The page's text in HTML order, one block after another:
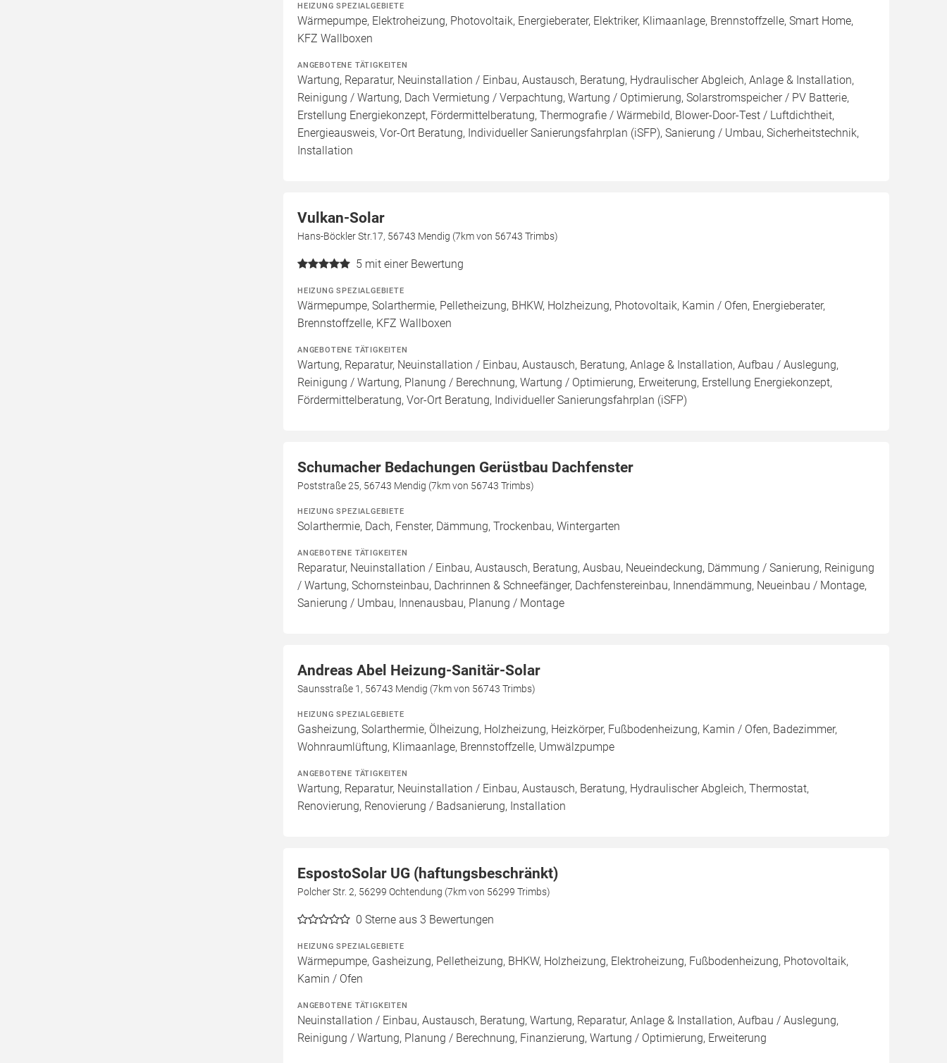
HEIZUNG SPEZIALGEBIETE
Wärmepumpe, Elektroheizung, Photovoltaik, Energieberater, Elektriker, Klimaanlage, Brennstoffzelle, Smart Home,
KFZ Wallboxen
ANGEBOTENE TÄTIGKEITEN
Wartung, Reparatur, Neuinstallation / Einbau, Austausch, Beratung, Hydraulischer Abgleich, Anlage & Installation,
Reinigung / Wartung, Dach Vermietung / Verpachtung, Wartung / Optimierung, Solarstromspeicher / PV Batterie,
Erstellung Energiekonzept, Fördermittelberatung, Thermografie / Wärmebild, Blower-Door-Test / Luftdichtheit,
Energieausweis, Vor-Ort Beratung, Individueller Sanierungsfahrplan (iSFP), Sanierung / Umbau, Sicherheitstechnik,
Installation
Vulkan-Solar
Hans-Böckler Str.17, 56743 Mendig (7km von 56743 Trimbs)
5 mit einer Bewertung
HEIZUNG SPEZIALGEBIETE
Wärmepumpe, Solarthermie, Pelletheizung, BHKW, Holzheizung, Photovoltaik, Kamin / Ofen, Energieberater,
Brennstoffzelle, KFZ Wallboxen
ANGEBOTENE TÄTIGKEITEN
Wartung, Reparatur, Neuinstallation / Einbau, Austausch, Beratung, Anlage & Installation, Aufbau / Auslegung,
Reinigung / Wartung, Planung / Berechnung, Wartung / Optimierung, Erweiterung, Erstellung Energiekonzept,
Fördermittelberatung, Vor-Ort Beratung, Individueller Sanierungsfahrplan (iSFP)
Schumacher Bedachungen Gerüstbau Dachfenster
Poststraße 25, 56743 Mendig (7km von 56743 Trimbs)
HEIZUNG SPEZIALGEBIETE
Solarthermie, Dach, Fenster, Dämmung, Trockenbau, Wintergarten
ANGEBOTENE TÄTIGKEITEN
Reparatur, Neuinstallation / Einbau, Austausch, Beratung, Ausbau, Neueindeckung, Dämmung / Sanierung, Reinigung
/ Wartung, Schornsteinbau, Dachrinnen & Schneefänger, Dachfenstereinbau, Innendämmung, Neueinbau / Montage,
Sanierung / Umbau, Innenausbau, Planung / Montage
Andreas Abel Heizung-Sanitär-Solar
Saunsstraße 1, 56743 Mendig (7km von 56743 Trimbs)
HEIZUNG SPEZIALGEBIETE
Gasheizung, Solarthermie, Ölheizung, Holzheizung, Heizkörper, Fußbodenheizung, Kamin / Ofen, Badezimmer,
Wohnraumlüftung, Klimaanlage, Brennstoffzelle, Umwälzpumpe
ANGEBOTENE TÄTIGKEITEN
Wartung, Reparatur, Neuinstallation / Einbau, Austausch, Beratung, Hydraulischer Abgleich, Thermostat,
Renovierung, Renovierung / Badsanierung, Installation
EspostoSolar UG (haftungsbeschränkt)
Polcher Str. 2, 56299 Ochtendung (7km von 56299 Trimbs)
0 Sterne aus 3 Bewertungen
HEIZUNG SPEZIALGEBIETE
Wärmepumpe, Gasheizung, Pelletheizung, BHKW, Holzheizung, Elektroheizung, Fußbodenheizung, Photovoltaik,
Kamin / Ofen
ANGEBOTENE TÄTIGKEITEN
Neuinstallation / Einbau, Austausch, Beratung, Wartung, Reparatur, Anlage & Installation, Aufbau / Auslegung,
Reinigung / Wartung, Planung / Berechnung, Finanzierung, Wartung / Optimierung, Erweiterung